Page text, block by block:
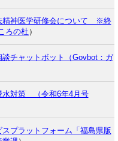
精神医学研修会について ※終
ろの杜 ）
談チャットボット（Govbot：ガ
水対策 （令和6年4月号
スプラットフォーム「福島県版